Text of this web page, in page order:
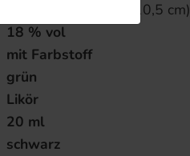
(2,5 x 2,5 x 10,5 cm)
18 % vol
mit Farbstoff
grün
Likör
20 ml
schwarz